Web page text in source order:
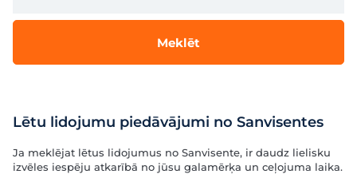
Meklēt
Lētu lidojumu piedāvājumi no Sanvisentes
Ja meklējat lētus lidojumus no Sanvisente, ir daudz lielisku
izvēles iespēju atkarībā no jūsu galamērķa un ceļojuma laika.